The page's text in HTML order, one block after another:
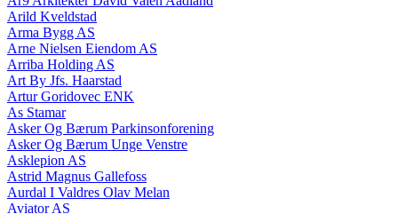
Arild Kveldstad
Arma Bygg AS
Arne Nielsen Eiendom AS
Arriba Holding AS
Art By Jfs. Haarstad
Artur Goridovec ENK
As Stamar
Asker Og Bærum Parkinsonforening
Asker Og Bærum Unge Venstre
Asklepion AS
Astrid Magnus Gallefoss
Aurdal I Valdres Olav Melan
Aviator AS